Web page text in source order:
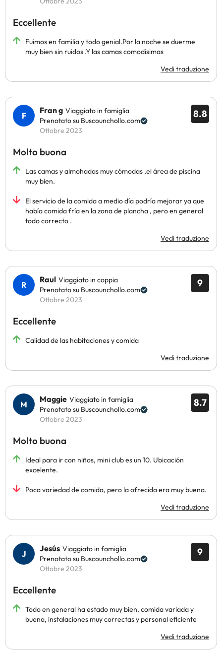
Eccellente
Fuimos en familia y todo genial.Por la noche se duerme
muy bien sin ruidos .Y las camas comodisimas
Vedi traduzione
8.8
Fran g Viaggiato in famiglia
Prenotato su Buscounchollo.com
Ottobre 2023
Molto buona
Las camas y almohadas muy cómodas ,el área de piscina
muy bien.
El servicio de la comida a medio día podría mejorar ya que
había comida fría en la zona de plancha , pero en general
todo correcto .
Vedi traduzione
9
Raul Viaggiato in coppia
Prenotato su Buscounchollo.com
Ottobre 2023
Eccellente
Calidad de las habitaciones y comida
Vedi traduzione
8.7
Maggie Viaggiato in famiglia
Prenotato su Buscounchollo.com
Ottobre 2023
Molto buona
Ideal para ir con niños, mini club es un 10. Ubicación
excelente.
Poca variedad de comida, pero la ofrecida era muy buena.
Vedi traduzione
9
Jesús Viaggiato in famiglia
Prenotato su Buscounchollo.com
Ottobre 2023
Eccellente
Todo en general ha estado muy bien, comida variada y
buena, instalaciones muy correctas y personal eficiente
Vedi traduzione